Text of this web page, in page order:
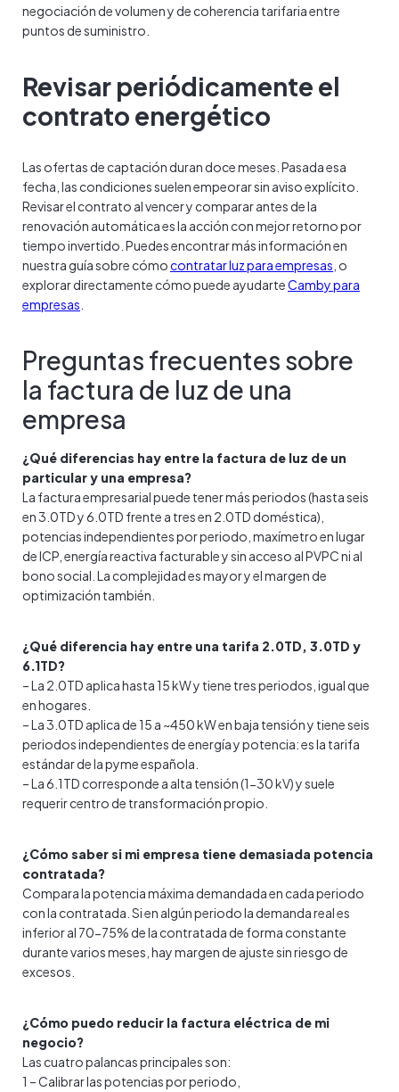
negociación de volumen y de coherencia tarifaria entre
puntos de suministro.
Revisar periódicamente el
contrato energético
Las ofertas de captación duran doce meses. Pasada esa
fecha, las condiciones suelen empeorar sin aviso explícito.
Revisar el contrato al vencer y comparar antes de la
renovación automática es la acción con mejor retorno por
tiempo invertido. Puedes encontrar más información en
nuestra guía sobre cómocontratar luz para empresas , o
explorar directamente cómo puede ayudarteCamby para
empresas
Preguntas frecuentes sobre
la factura de luz de una
empresa
¿Qué diferencias hay entre la factura de luz de un
particular y una empresa?
La factura empresarial puede tener más periodos (hasta seis
en 3.0TD y 6.0TD frente a tres en 2.0TD doméstica),
potencias independientes por periodo, maxímetro en lugar
de ICP, energía reactiva facturable y sin acceso al PVPC ni al
bono social. La complejidad es mayor y el margen de
optimización también.
¿Qué diferencia hay entre una tarifa 2.0TD, 3.0TD y
6.1TD?
– La 2.0TD aplica hasta 15 kW y tiene tres periodos, igual que
en hogares.
– La 3.0TD aplica de 15 a ~450 kW en baja tensión y tiene seis
periodos independientes de energía y potencia: es la tarifa
estándar de la pyme española.
– La 6.1TD corresponde a alta tensión (1-30 kV) y suele
requerir centro de transformación propio.
¿Cómo saber si mi empresa tiene demasiada potencia
contratada?
Compara la potencia máxima demandada en cada periodo
con la contratada. Si en algún periodo la demanda real es
inferior al 70-75% de la contratada de forma constante
durante varios meses, hay margen de ajuste sin riesgo de
excesos.
¿Cómo puedo reducir la factura eléctrica de mi
negocio?
Las cuatro palancas principales son:
1 – Calibrar las potencias por periodo,